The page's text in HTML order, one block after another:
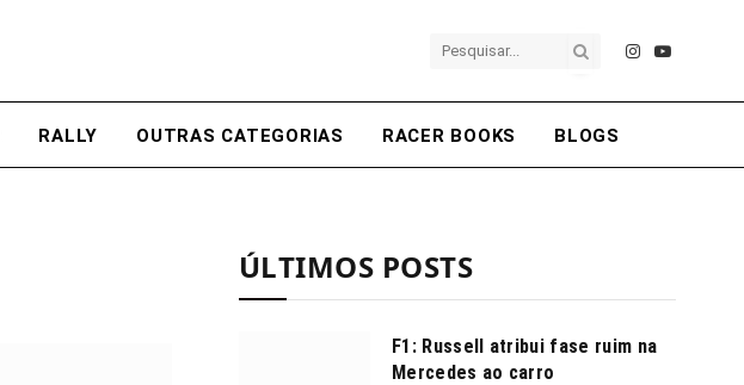
Instagram
YouTube
RALLY OUTRAS CATEGORIAS RACER BOOKS BLOGS
ÚLTIMOS POSTS
F1: Russell atribui fase ruim na
Mercedes ao carro